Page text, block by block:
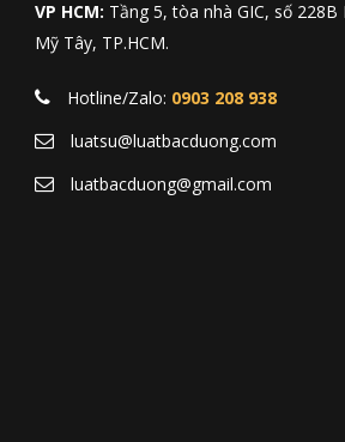
VP HCM: Tầng 5, tòa nhà GIC, số
Mỹ Tây, TP.HCM.
Hotline/Zalo: 0903 208 938
luatsu@luatbacduong.com
luatbacduong@gmail.com